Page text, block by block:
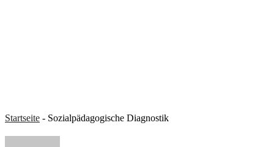
Startseite - Sozialpädagogische Diagnostik